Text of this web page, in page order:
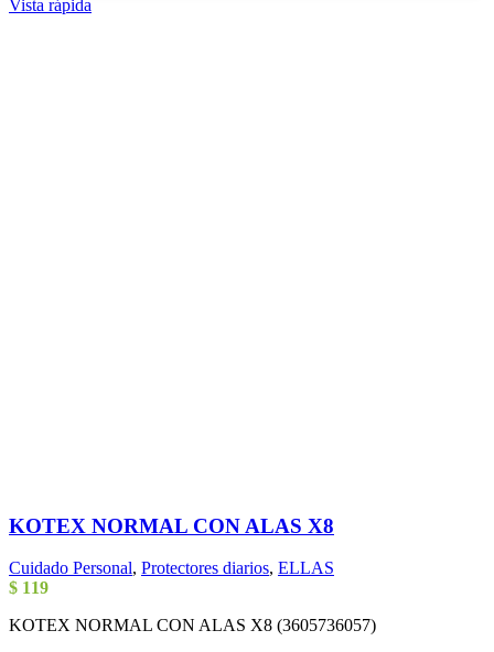
Vista rápida
KOTEX NORMAL CON ALAS X8
Cuidado Personal, Protectores diarios, ELLAS
$ 119
KOTEX NORMAL CON ALAS X8 (3605736057)